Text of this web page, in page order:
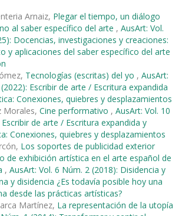
Arnaiz, Plegar el tiempo, un diálogo
al saber específico del arte , AusArt: Vol.
Docencias, investigaciones y creaciones:
y aplicaciones del saber específico del arte
Tecnologías (escritas) del yo , AusArt:
Escribir de arte / Escritura expandida
Conexiones, quiebres y desplazamientos
Morales, Cine performativo , AusArt: Vol. 10
de arte / Escritura expandida y
Conexiones, quiebres y desplazamientos
Los soportes de publicidad exterior
de exhibición artística en el arte español de
, AusArt: Vol. 6 Núm. 2 (2018): Disidencia y
y disidencia ¿Es todavía posible hoy una
desde las prácticas artísticas?
Martínez, La representación de la utopía